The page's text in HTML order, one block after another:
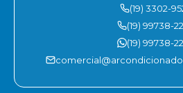
(19) 3302-
(19) 99738-
(19) 99738-